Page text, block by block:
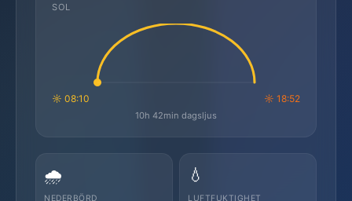
SOL
☼ 08:10 ☼ 18:52
10h 42min dagsljus
🌧️
NEDERBÖRD
💧
LUFTFUKTIGHET